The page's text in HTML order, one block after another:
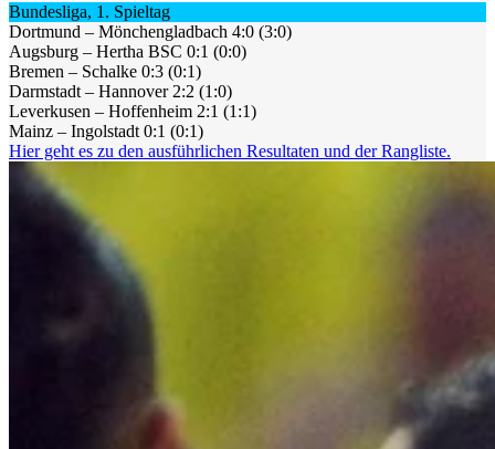
Bundesliga, 1. Spieltag
Dortmund – Mönchengladbach 4:0 (3:0)
Augsburg – Hertha BSC 0:1 (0:0)
Bremen – Schalke 0:3 (0:1)
Darmstadt – Hannover 2:2 (1:0)
Leverkusen – Hoffenheim 2:1 (1:1)
Mainz – Ingolstadt 0:1 (0:1)
Hier geht es zu den ausführlichen Resultaten und der Rangliste.